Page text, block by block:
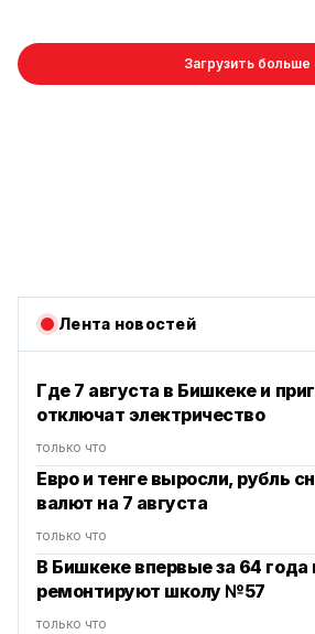
Загрузить больше
Лента новостей
Где 7 августа в Бишкеке и
отключат электричество
только что
Евро и тенге выросли, рубль
валют на 7 августа
только что
В Бишкеке впервые за 64 года
ремонтируют школу №57
только что